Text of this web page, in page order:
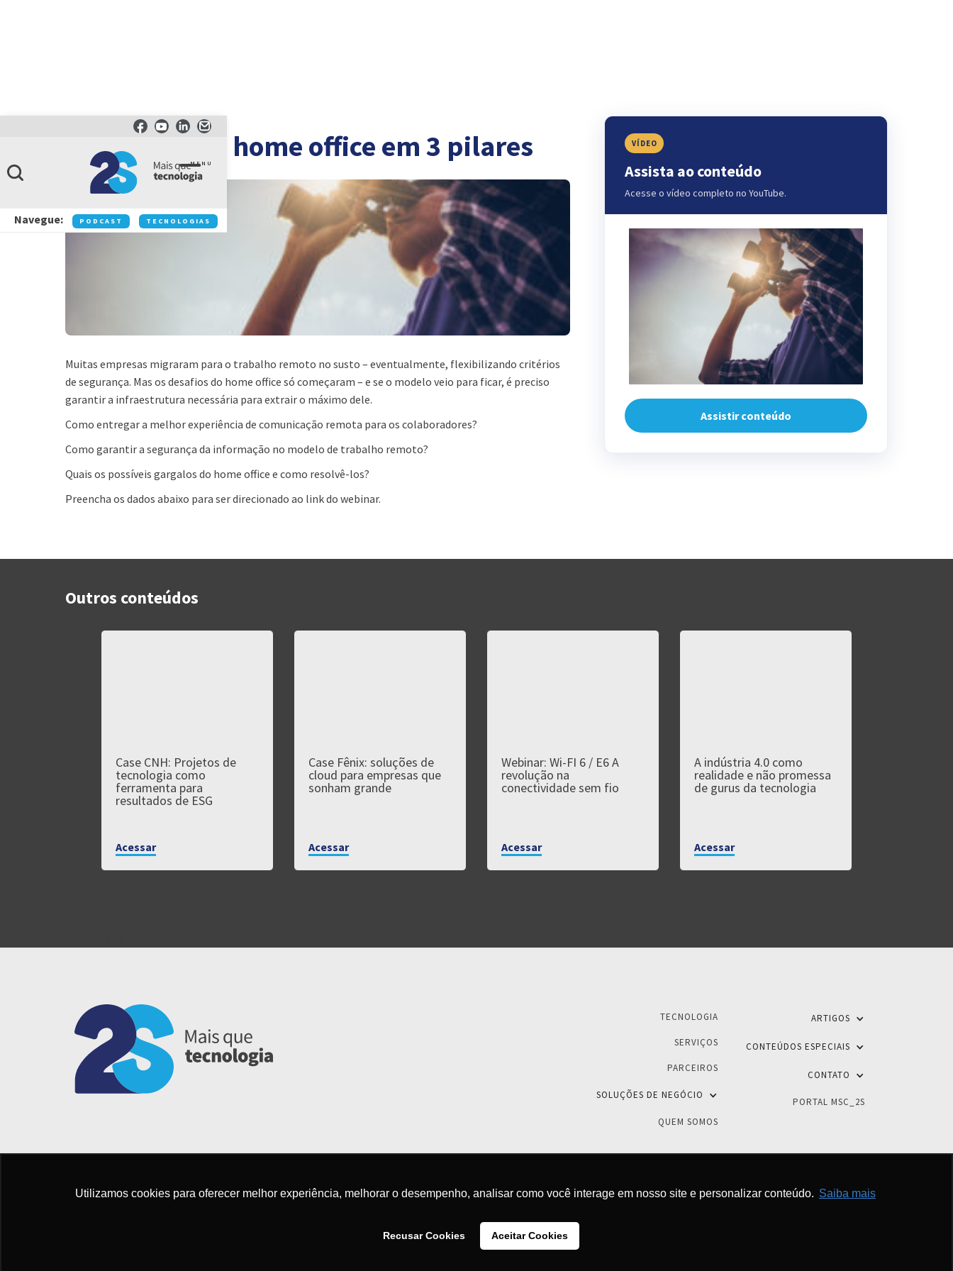
Utilizamos cookies para oferecer melhor experiência, melhorar o desempenho, analisar como você interage em nosso site e personalizar conteúdo. Saiba mais
Recusar Cookies Aceitar Cookies
MENU
Navegue: PODCAST TECNOLOGIAS NEGÓCIOS INOVAÇÃO SERVIÇOS ACONTECE NA 2S
Webinar: Pós home office em 3 pilares
Muitas empresas migraram para o trabalho remoto no susto – eventualmente, flexibilizando critérios
de segurança. Mas os desafios do home office só começaram – e se o modelo veio para ficar, é preciso
garantir a infraestrutura necessária para extrair o máximo dele.
Como entregar a melhor experiência de comunicação remota para os colaboradores?
Como garantir a segurança da informação no modelo de trabalho remoto?
Quais os possíveis gargalos do home office e como resolvê-los?
Preencha os dados abaixo para ser direcionado ao link do webinar.
VÍDEO
Assista ao conteúdo
Acesse o vídeo completo no YouTube.
Assistir conteúdo
Outros conteúdos
Case CNH: Projetos de
tecnologia como
ferramenta para
resultados de ESG
Acessar
Case Fênix: soluções de
cloud para empresas que
sonham grande
Acessar
Webinar: Wi-FI 6 / E6 A
revolução na
conectividade sem fio
Acessar
A indústria 4.0 como
realidade e não promessa
de gurus da tecnologia
Acessar
TECNOLOGIA
SERVIÇOS
PARCEIROS
SOLUÇÕES DE NEGÓCIO
QUEM SOMOS
ARTIGOS
CONTEÚDOS ESPECIAIS
CONTATO
PORTAL MSC_2S
© 2026 - 2S Inovações Tecnológicas - Todos os direitos reservados